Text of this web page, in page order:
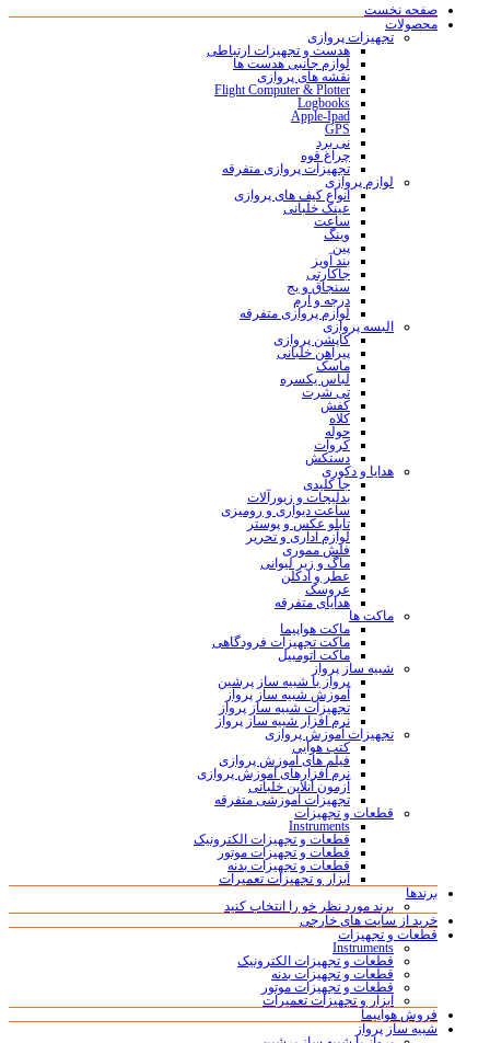
صفحه نخست
محصولات
تجهیزات پروازی
هدست و تجهیزات ارتباطی
لوازم جانبی هدست ها
نقشه های پروازی
Flight Computer & Plotter
Logbooks
Apple-Ipad
GPS
نی برد
چراغ قوه
تجهیزات پروازی متفرقه
لوازم پروازی
انواع کیف های پروازی
عینک خلبانی
ساعت
وینگ
پین
بند آویز
جاکارتی
سنجاق و بج
درجه و آرم
لوازم پروازی متفرقه
البسه پروازی
کاپشن پروازی
پیراهن خلبانی
ماسک
لباس یکسره
تی شرت
کفش
کلاه
حوله
کروات
دستکش
هدایا و دکوری
جا کلیدی
بدلیجات و زیورآلات
ساعت دیواری و رومیزی
تابلو عکس و پوستر
لوازم اداری و تحریر
فلش مموری
ماگ و زیر لیوانی
عطر و ادکلن
عروسک
هدایای متفرقه
ماکت ها
ماکت هواپیما
ماکت تجهیزات فرودگاهی
ماکت اتومبیل
شبیه ساز پرواز
پرواز با شبیه ساز پرشین
آموزش شبیه ساز پرواز
تجهیزات شبیه ساز پرواز
نرم افزار شبیه ساز پرواز
تجهیزات آموزش پروازی
کتب هوایی
فیلم های آموزش پروازی
نرم افزارهای آموزش پروازی
آزمون آنلاین خلبانی
تجهیزات آموزشی متفرقه
قطعات و تجهیزات
Instruments
قطعات و تجهیزات الکترونیک
قطعات و تجهیزات موتور
قطعات و تجهیزات بدنه
ابزار و تجهیزات تعمیرات
برندها
برند مورد نظر خو را انتخاب کنید
خرید از سایت های خارجی
قطعات و تجهیزات
Instruments
قطعات و تجهیزات الکترونیک
قطعات و تجهیزات بدنه
قطعات و تجهیزات موتور
ابزار و تجهیزات تعمیرات
فروش هواپیما
شبیه ساز پرواز